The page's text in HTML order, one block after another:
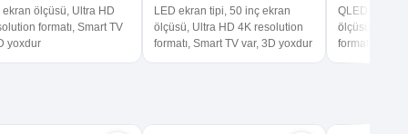
ekran ölçüsü, Ultra HD
formatı, Smart TV
yoxdur
LED ekran tipi, 50 inç ekran
ölçüsü, Ultra HD 4K resolution
formatı, Smart TV var, 3D yoxdur
QLED ekran
ölçüsü, Ultra
formatı,